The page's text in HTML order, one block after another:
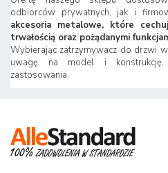
odbiorców prywatnych, jak i
akcesoria metalowe, które
trwałością oraz pożądanymi
Wybierając zatrzymywacz do drzwi
uwagę na model i konstrukcję,
zastosowania.